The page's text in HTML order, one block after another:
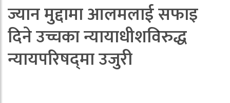
ज्यान मुद्दामा आलमलाई सफाइ
दिने उच्चका न्यायाधीशविरुद्ध
न्यायपरिषद्‍मा उजुरी